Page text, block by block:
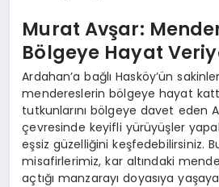
Murat Avşar:
Bölgeye Hayat
Ardahan’a bağlı Hasköy’ün
mendereslerin bölgeye hayat
tutkunlarını bölgeye davet eden
çevresinde keyifli yürüyüşler
eşsiz güzelliğini keşfedebilirsiniz.
misafirlerimiz, kar altındaki
açtığı manzarayı doyasıya